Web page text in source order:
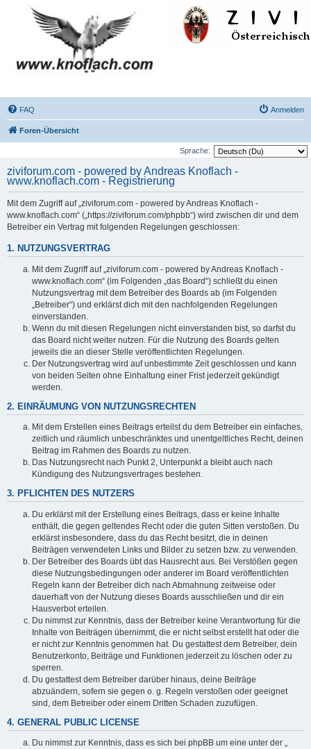
FAQ Anmelden
Foren-Übersicht
Sprache:
ziviforum.com - powered by Andreas Knoflach -
www.knoflach.com - Registrierung
Mit dem Zugriff auf „ziviforum.com - powered by Andreas Knoflach -
www.knoflach.com“ („https://ziviforum.com/phpbb“) wird zwischen dir und dem
Betreiber ein Vertrag mit folgenden Regelungen geschlossen:
1. NUTZUNGSVERTRAG
Mit dem Zugriff auf „ziviforum.com - powered by Andreas Knoflach -
www.knoflach.com“ (im Folgenden „das Board“) schließt du einen
Nutzungsvertrag mit dem Betreiber des Boards ab (im Folgenden
„Betreiber“) und erklärst dich mit den nachfolgenden Regelungen
einverstanden.
Wenn du mit diesen Regelungen nicht einverstanden bist, so darfst du
das Board nicht weiter nutzen. Für die Nutzung des Boards gelten
jeweils die an dieser Stelle veröffentlichten Regelungen.
Der Nutzungsvertrag wird auf unbestimmte Zeit geschlossen und kann
von beiden Seiten ohne Einhaltung einer Frist jederzeit gekündigt
werden.
2. EINRÄUMUNG VON NUTZUNGSRECHTEN
Mit dem Erstellen eines Beitrags erteilst du dem Betreiber ein einfaches,
zeitlich und räumlich unbeschränktes und unentgeltliches Recht, deinen
Beitrag im Rahmen des Boards zu nutzen.
Das Nutzungsrecht nach Punkt 2, Unterpunkt a bleibt auch nach
Kündigung des Nutzungsvertrages bestehen.
3. PFLICHTEN DES NUTZERS
Du erklärst mit der Erstellung eines Beitrags, dass er keine Inhalte
enthält, die gegen geltendes Recht oder die guten Sitten verstoßen. Du
erklärst insbesondere, dass du das Recht besitzt, die in deinen
Beiträgen verwendeten Links und Bilder zu setzen bzw. zu verwenden.
Der Betreiber des Boards übt das Hausrecht aus. Bei Verstößen gegen
diese Nutzungsbedingungen oder anderer im Board veröffentlichten
Regeln kann der Betreiber dich nach Abmahnung zeitweise oder
dauerhaft von der Nutzung dieses Boards ausschließen und dir ein
Hausverbot erteilen.
Du nimmst zur Kenntnis, dass der Betreiber keine Verantwortung für die
Inhalte von Beiträgen übernimmt, die er nicht selbst erstellt hat oder die
er nicht zur Kenntnis genommen hat. Du gestattest dem Betreiber, dein
Benutzerkonto, Beiträge und Funktionen jederzeit zu löschen oder zu
sperren.
Du gestattest dem Betreiber darüber hinaus, deine Beiträge
abzuändern, sofern sie gegen o. g. Regeln verstoßen oder geeignet
sind, dem Betreiber oder einem Dritten Schaden zuzufügen.
4. GENERAL PUBLIC LICENSE
Du nimmst zur Kenntnis, dass es sich bei phpBB um eine unter der „